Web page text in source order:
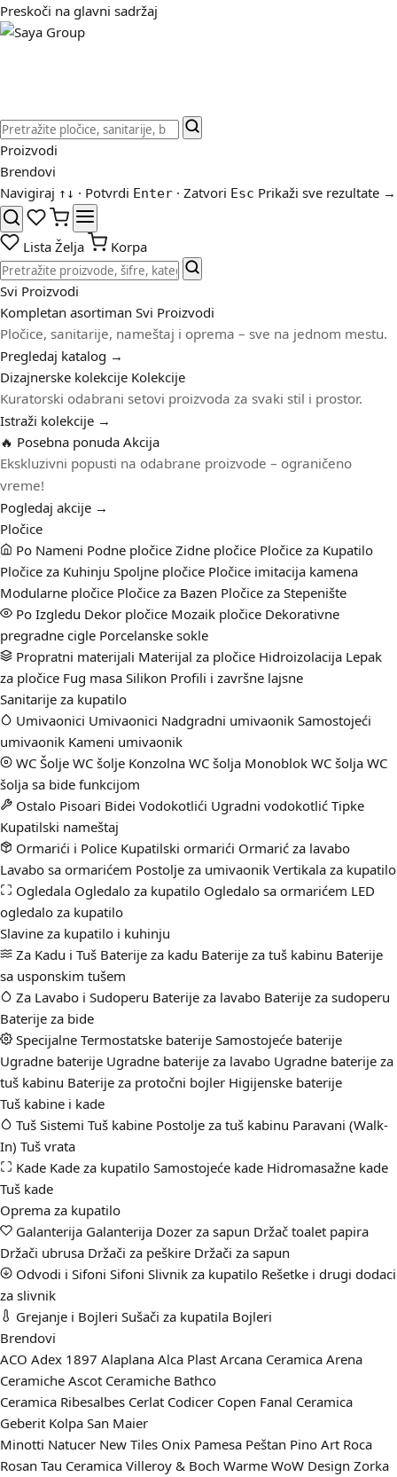
Preskoči na glavni sadržaj
Proizvodi
Brendovi
Navigiraj ↑ ↓ · Potvrdi Enter · Zatvori Esc Prikaži sve rezultate →
Lista Želja Korpa
Svi Proizvodi
Kompletan asortiman Svi Proizvodi
Pločice, sanitarije, nameštaj i oprema – sve na jednom mestu.
Pregledaj katalog →
Dizajnerske kolekcije Kolekcije
Kuratorski odabrani setovi proizvoda za svaki stil i prostor.
Istraži kolekcije →
🔥 Posebna ponuda Akcija
Ekskluzivni popusti na odabrane proizvode – ograničeno
vreme!
Pogledaj akcije →
Pločice
Po Nameni Podne pločice Zidne pločice Pločice za Kupatilo
Pločice za Kuhinju Spoljne pločice Pločice imitacija kamena
Modularne pločice Pločice za Bazen Pločice za Stepenište
Po Izgledu Dekor pločice Mozaik pločice Dekorativne
pregradne cigle Porcelanske sokle
Propratni materijali Materijal za pločice Hidroizolacija Lepak
za pločice Fug masa Silikon Profili i završne lajsne
Sanitarije za kupatilo
Umivaonici Umivaonici Nadgradni umivaonik Samostojeći
umivaonik Kameni umivaonik
WC Šolje WC šolje Konzolna WC šolja Monoblok WC šolja WC
šolja sa bide funkcijom
Ostalo Pisoari Bidei Vodokotlići Ugradni vodokotlić Tipke
Kupatilski nameštaj
Ormarići i Police Kupatilski ormarići Ormarić za lavabo
Lavabo sa ormarićem Postolje za umivaonik Vertikala za kupatilo
Ogledala Ogledalo za kupatilo Ogledalo sa ormarićem LED
ogledalo za kupatilo
Slavine za kupatilo i kuhinju
Za Kadu i Tuš Baterije za kadu Baterije za tuš kabinu Baterije
sa usponskim tušem
Za Lavabo i Sudoperu Baterije za lavabo Baterije za sudoperu
Baterije za bide
Specijalne Termostatske baterije Samostojeće baterije
Ugradne baterije Ugradne baterije za lavabo Ugradne baterije za
tuš kabinu Baterije za protočni bojler Higijenske baterije
Tuš kabine i kade
Tuš Sistemi Tuš kabine Postolje za tuš kabinu Paravani (Walk-
In) Tuš vrata
Kade Kade za kupatilo Samostojeće kade Hidromasažne kade
Tuš kade
Oprema za kupatilo
Galanterija Galanterija Dozer za sapun Držač toalet papira
Držači ubrusa Držači za peškire Držači za sapun
Odvodi i Sifoni Sifoni Slivnik za kupatilo Rešetke i drugi dodaci
za slivnik
Grejanje i Bojleri Sušači za kupatila Bojleri
Brendovi
ACO Adex 1897 Alaplana Alca Plast Arcana Ceramica Arena
Ceramiche Ascot Ceramiche Bathco
Ceramica Ribesalbes Cerlat Codicer Copen Fanal Ceramica
Geberit Kolpa San Maier
Minotti Natucer New Tiles Onix Pamesa Peštan Pino Art Roca
Rosan Tau Ceramica Villeroy & Boch Warme WoW Design Zorka